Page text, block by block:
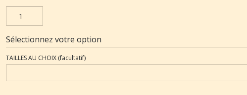
Sélectionnez votre option
TAILLES AU CHOIX (facultatif)